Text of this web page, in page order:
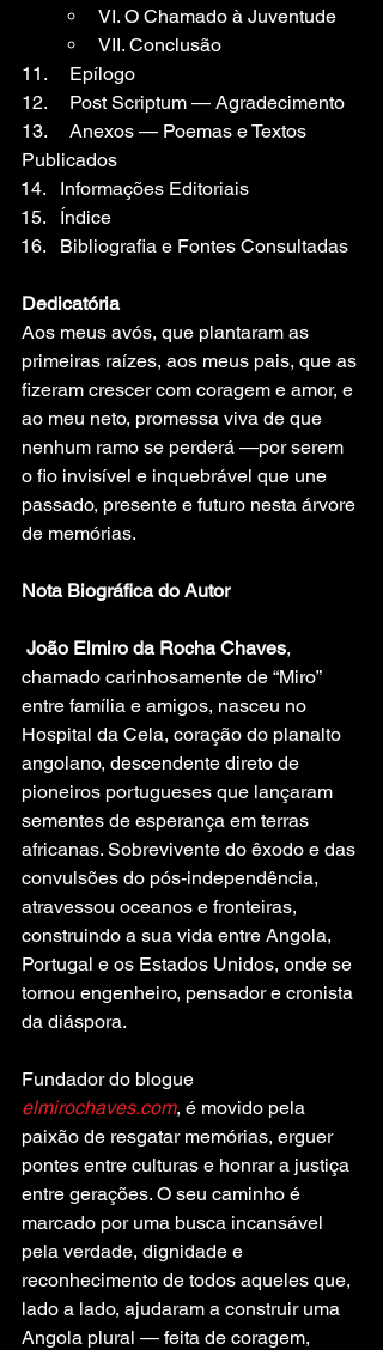
VI. O Chamado à Juventude
VII. Conclusão
11.	Epílogo
12. 	Post Scriptum — Agradecimento
13. 	Anexos — Poemas e Textos
Publicados
Informações Editoriais
Índice
Bibliografia e Fontes Consultadas
Dedicatória
Aos meus avós, que plantaram as
primeiras raízes, aos meus pais, que as
fizeram crescer com coragem e amor, e
ao meu neto, promessa viva de que
nenhum ramo se perderá —por serem
o fio invisível e inquebrável que une
passado, presente e futuro nesta árvore
de memórias.
Nota Biográfica do Autor
João Elmiro da Rocha Chaves,
chamado carinhosamente de “Miro”
entre família e amigos, nasceu no
Hospital da Cela, coração do planalto
angolano, descendente direto de
pioneiros portugueses que lançaram
sementes de esperança em terras
africanas. Sobrevivente do êxodo e das
convulsões do pós-independência,
atravessou oceanos e fronteiras,
construindo a sua vida entre Angola,
Portugal e os Estados Unidos, onde se
tornou engenheiro, pensador e cronista
da diáspora.
Fundador do blogue
elmirochaves.com, é movido pela
paixão de resgatar memórias, erguer
pontes entre culturas e honrar a justiça
entre gerações. O seu caminho é
marcado por uma busca incansável
pela verdade, dignidade e
reconhecimento de todos aqueles que,
lado a lado, ajudaram a construir uma
Angola plural — feita de coragem,